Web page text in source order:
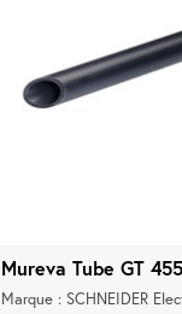
Mureva Tube GT
Marque : SCHNEIDER